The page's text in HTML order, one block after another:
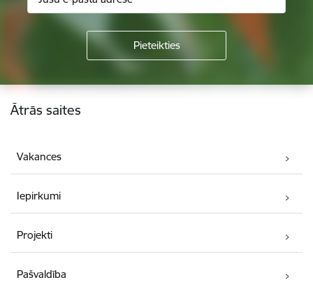
Kājene
Ātrās saites
Vakances
Iepirkumi
Projekti
Pašvaldība